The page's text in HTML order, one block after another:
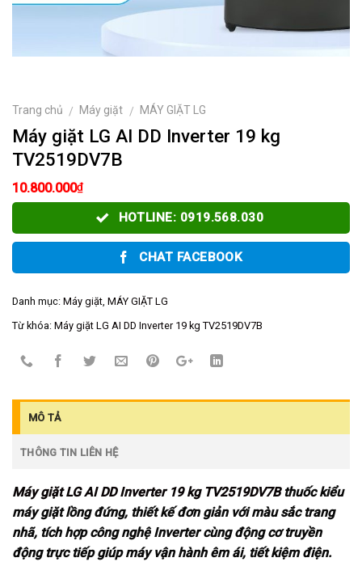
Trang chủ / Máy giặt / MÁY GIẶT LG
Máy giặt LG AI DD Inverter 19 kg
TV2519DV7B
10.800.000₫
HOTLINE: 0919.568.030
CHAT FACEBOOK
Danh mục: Máy giặt, MÁY GIẶT LG
Từ khóa: Máy giặt LG AI DD Inverter 19 kg TV2519DV7B
MÔ TẢ
THÔNG TIN LIÊN HỆ
Máy giặt LG AI DD Inverter 19 kg TV2519DV7Bthuốc kiểu
máy giặt lồng đứng, thiết kế đơn giản với màu sắc trang
nhã, tích hợp công nghệ Inverter cùng động cơ truyền
động trực tiếp giúp máy vận hành êm ái, tiết kiệm điện.